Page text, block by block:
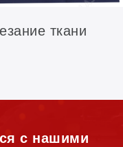
ткани
с нашими